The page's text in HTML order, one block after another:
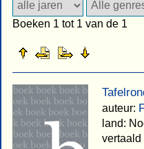
Boeken 1 tot 1 van de 1
auteur:
land:
vertaald